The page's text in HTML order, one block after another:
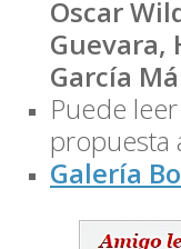
Oscar
Guevara,
García
Puede
propuesta
Galería